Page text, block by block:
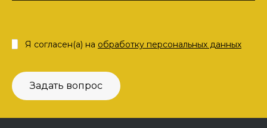
Задать вопрос
Я согласен(а) на обработку персональных данных